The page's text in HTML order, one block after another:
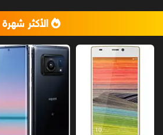
الأكثر شهرة